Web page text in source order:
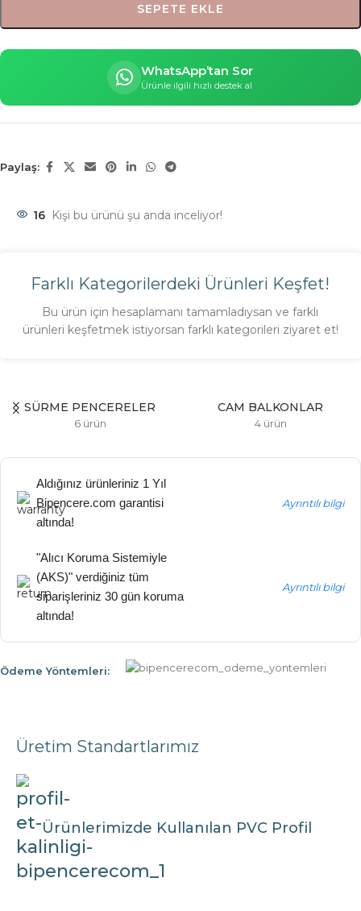
SEPETE EKLE
WhatsApp’tan Sor
Ürünle ilgili hızlı destek al
Paylaş:
16 Kişi bu ürünü şu anda inceliyor!
Farklı Kategorilerdeki Ürünleri Keşfet!
Bu ürün için hesaplamanı tamamladıysan ve farklı
ürünleri keşfetmek istiyorsan farklı kategorileri ziyaret et!
SÜRME PENCERELER
6 ürün
CAM BALKONLAR
4 ürün
Aldığınız ürünleriniz 1 Yıl
Bipencere.com garantisi
altında!
Ayrıntılı bilgi
"Alıcı Koruma Sistemiyle
(AKS)" verdiğiniz tüm
siparişleriniz 30 gün koruma
altında!
Ayrıntılı bilgi
Ödeme Yöntemleri:
Üretim Standartlarımız
Ürünlerimizde Kullanılan PVC Profil